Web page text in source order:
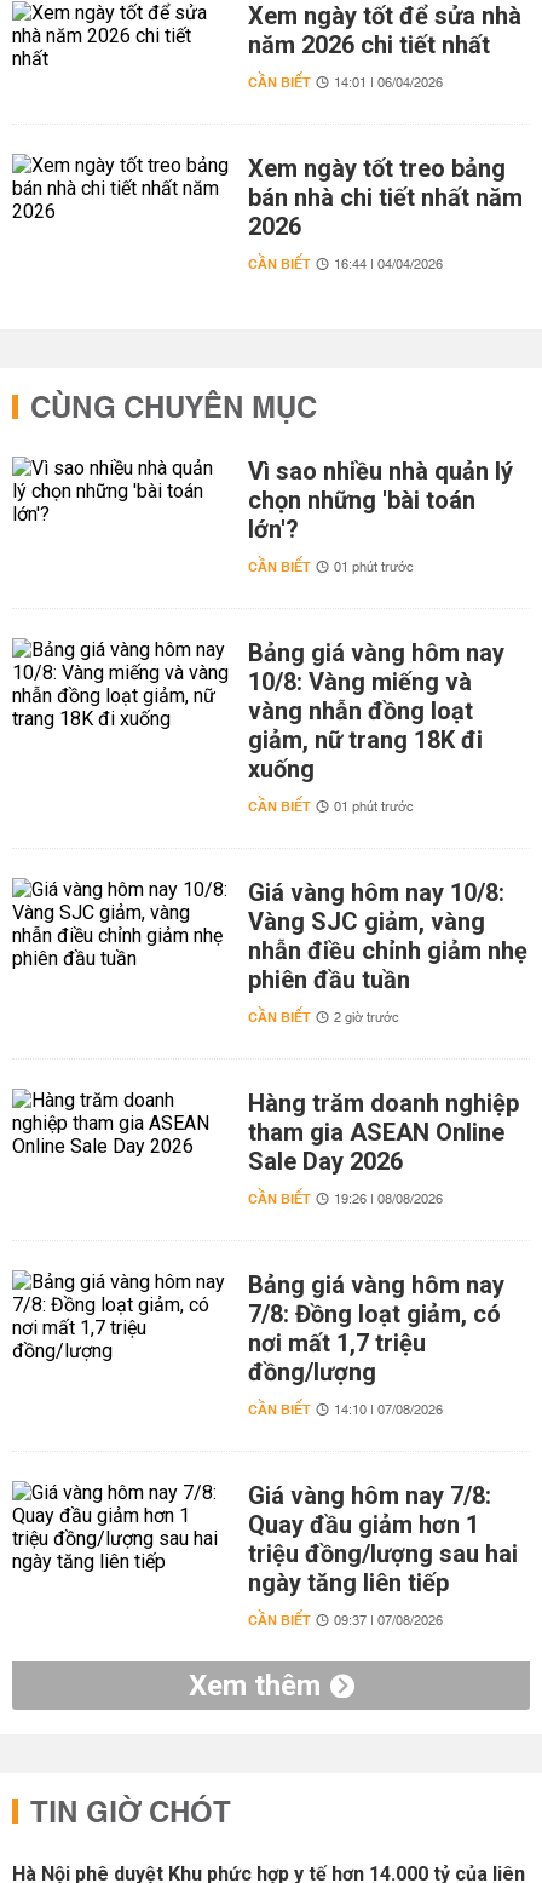
Xem ngày tốt để sửa nhà
năm 2026 chi tiết nhất
CẦN BIẾT 14:01 | 06/04/2026
Xem ngày tốt treo bảng
bán nhà chi tiết nhất năm
2026
CẦN BIẾT 16:44 | 04/04/2026
CÙNG CHUYÊN MỤC
Vì sao nhiều nhà quản lý
chọn những 'bài toán
lớn'?
CẦN BIẾT 01 phút trước
Bảng giá vàng hôm nay
10/8: Vàng miếng và
vàng nhẫn đồng loạt
giảm, nữ trang 18K đi
xuống
CẦN BIẾT 01 phút trước
Giá vàng hôm nay 10/8:
Vàng SJC giảm, vàng
nhẫn điều chỉnh giảm nhẹ
phiên đầu tuần
CẦN BIẾT 2 giờ trước
Hàng trăm doanh nghiệp
tham gia ASEAN Online
Sale Day 2026
CẦN BIẾT 19:26 | 08/08/2026
Bảng giá vàng hôm nay
7/8: Đồng loạt giảm, có
nơi mất 1,7 triệu
đồng/lượng
CẦN BIẾT 14:10 | 07/08/2026
Giá vàng hôm nay 7/8:
Quay đầu giảm hơn 1
triệu đồng/lượng sau hai
ngày tăng liên tiếp
CẦN BIẾT 09:37 | 07/08/2026
Xem thêm
TIN GIỜ CHÓT
Hà Nội phê duyệt Khu phức hợp y tế hơn 14.000 tỷ của liên